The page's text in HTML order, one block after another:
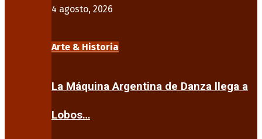
4 agosto, 2026
Arte & Historia
La Máquina Argentina de Danza llega a
Lobos…